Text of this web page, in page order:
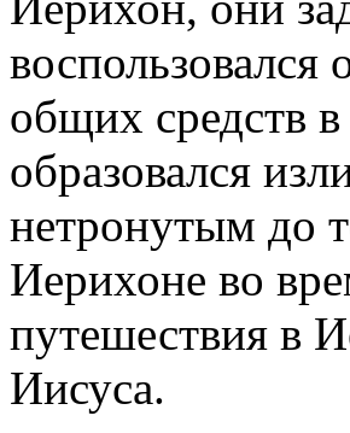
воспользовался
общих средств
образовался
нетронутым до
Иерихоне во
путешествия в
Иисуса.